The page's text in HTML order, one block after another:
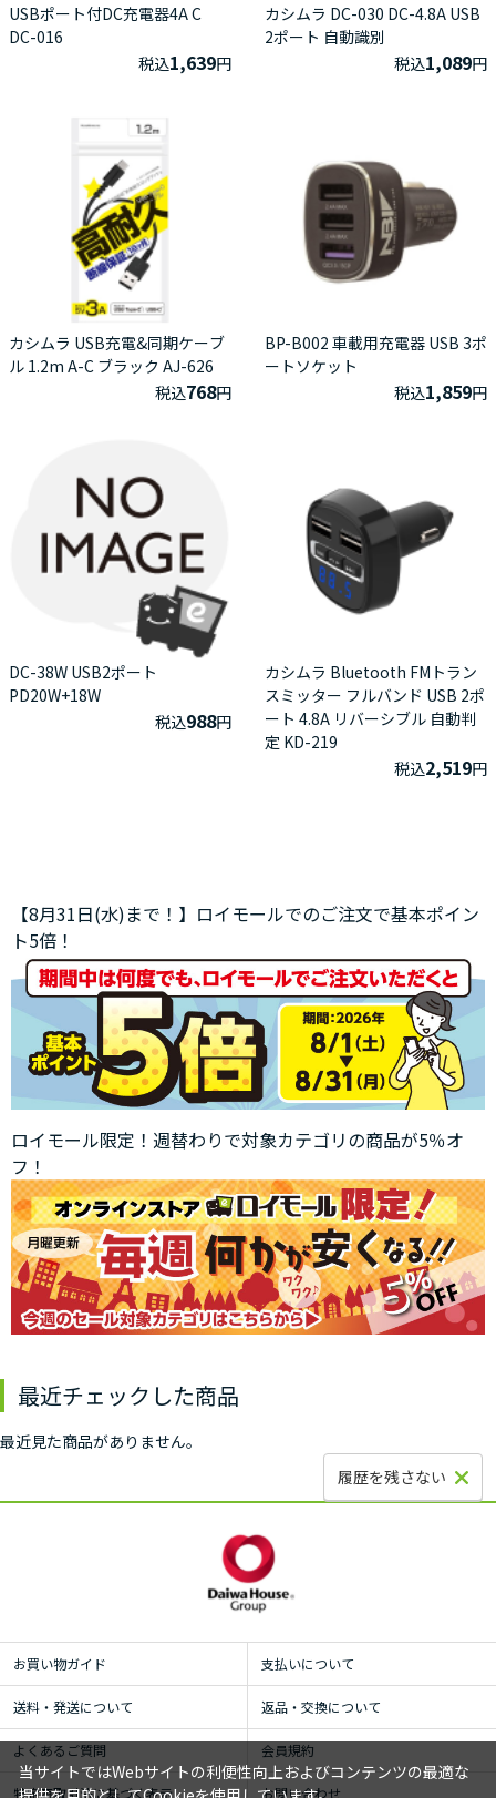
USBポート付DC充電器4A C
DC-016
税込1,639円
カシムラ DC-030 DC-4.8A USB
2ポート 自動識別
税込1,089円
カシムラ USB充電&同期ケーブ
ル 1.2m A-C ブラック AJ-626
税込768円
BP-B002 車載用充電器 USB 3ポ
ートソケット
税込1,859円
DC-38W USB2ポート
PD20W+18W
税込988円
カシムラ Bluetooth FMトラン
スミッター フルバンド USB 2ポ
ート 4.8A リバーシブル 自動判
定 KD-219
税込2,519円
【8月31日(水)まで！】ロイモールでのご注文で基本ポイン
ト5倍！
ロイモール限定！週替わりで対象カテゴリの商品が5％オ
フ！
最近チェックした商品
最近見た商品がありません。
履歴を残さない
お買い物ガイド 支払いについて
送料・発送について 返品・交換について
よくあるご質問 会員規約
特定商取引法に基づく表示 お問い合わせ
当サイトではWebサイトの利便性向上およびコンテンツの最適な